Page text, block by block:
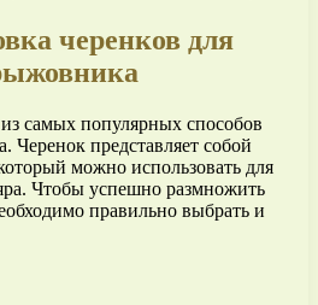
черенков для
самых популярных способов
представляет собой
можно использовать для
Чтобы успешно размножить
правильно выбрать и